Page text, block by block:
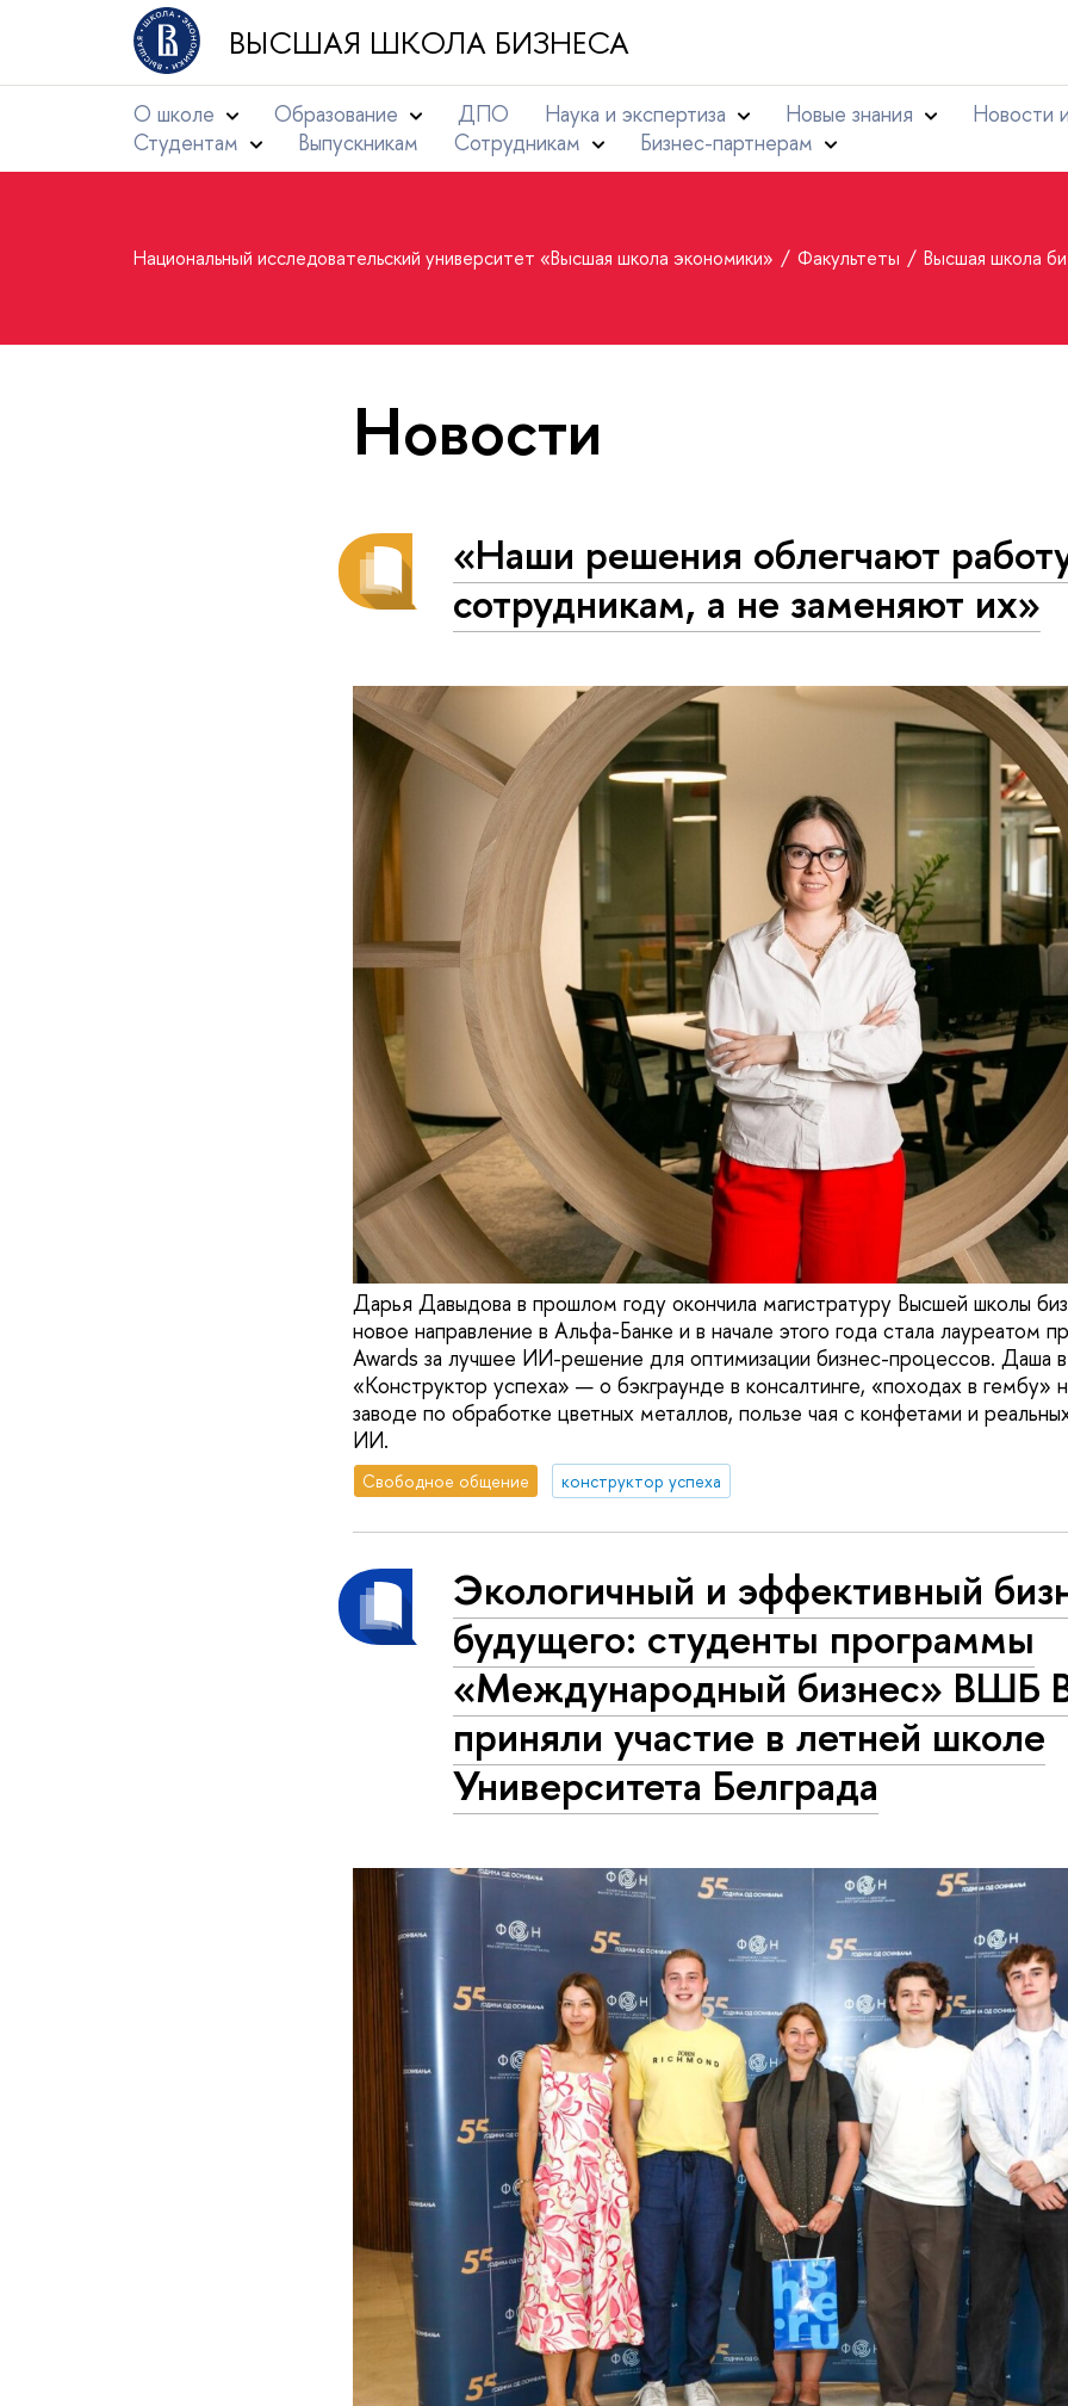
ВЫСШАЯ ШКОЛА БИЗНЕСА
О школе Образование ДПО Наука и экспертиза Новые знания
Новости
Студентам
Выпускникам Сотрудникам Бизнес-партнерам
Национальный исследовательский университет «Высшая школа экономики» Факультеты Высшая школа
Новости
«Наши решения облегчают
сотрудникам, а не заменяют их»
Дарья Давыдова в прошлом году окончила магистратуру Высшей школы
новое направление в Альфа-Банке и в начале этого года стала лауреатом
Awards за лучшее ИИ-решение для оптимизации бизнес-процессов. Даша
«Конструктор успеха» — о бэкграунде в консалтинге, «походах в гембу»
заводе по обработке цветных металлов, пользе чая с конфетами и
ИИ.
Свободное общение конструктор успеха
Экологичный и эффективный
будущего: студенты программы
«Международный бизнес»
приняли участие в летней школе
Университета Белграда